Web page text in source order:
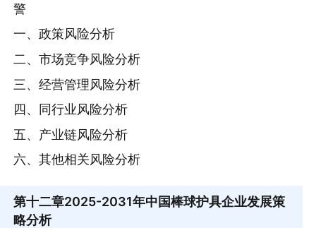
警
一、政策风险分析
二、市场竞争风险分析
三、经营管理风险分析
四、同行业风险分析
五、产业链风险分析
六、其他相关风险分析
第十二章2025-2031年中国棒球护具企业发展策
略分析